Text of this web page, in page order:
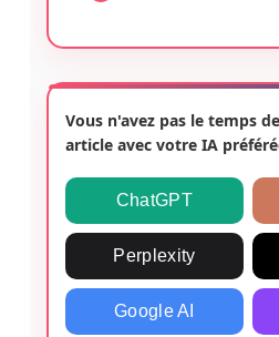
Vous n'avez pas le temps
article avec votre IA
ChatGPT
Perplexity
Google AI